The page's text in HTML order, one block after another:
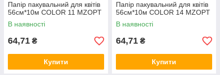
Папір пакувальний для квітів
56см*10м COLOR 11 MZOPT
В наявності
64,71 ₴
Купити
Папір пакувальний для квітів
56см*10м COLOR 14 MZOPT
В наявності
64,71 ₴
Купити